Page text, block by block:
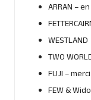
ARRAN –
WESTLAND
TWO
FUJI –
FEW &